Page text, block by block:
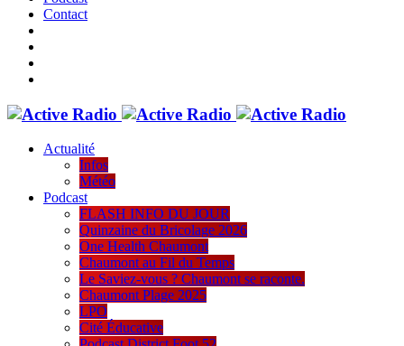
Contact
Actualité
Infos
Météo
Podcast
FLASH INFO DU JOUR
Quinzaine du Bricolage 2026
One Health Chaumont
Chaumont au Fil du Temps
Le Saviez-vous ? Chaumont se raconte.
Chaumont Plage 2025
LPO
Cité Éducative